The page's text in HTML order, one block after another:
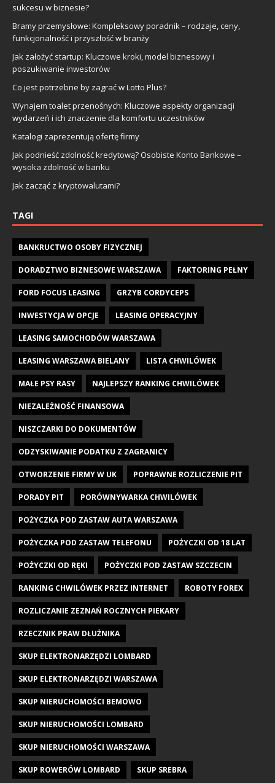
sukcesu w biznesie?
Bramy przemysłowe: Kompleksowy poradnik – rodzaje, ceny,
funkcjonalność i przyszłość w branży
Jak założyć startup: Kluczowe kroki, model biznesowy i
poszukiwanie inwestorów
Co jest potrzebne by zagrać w Lotto Plus?
Wynajem toalet przenośnych: Kluczowe aspekty organizacji
wydarzeń i ich znaczenie dla komfortu uczestników
Katalogi zaprezentują ofertę firmy
Jak podnieść zdolność kredytową? Osobiste Konto Bankowe –
wysoka zdolność w banku
Jak zacząć z kryptowalutami?
TAGI
BANKRUCTWO OSOBY FIZYCZNEJ
DORADZTWO BIZNESOWE WARSZAWA FAKTORING PEŁNY
FORD FOCUS LEASING GRZYB CORDYCEPS
INWESTYCJA W OPCJE LEASING OPERACYJNY
LEASING SAMOCHODÓW WARSZAWA
LEASING WARSZAWA BIELANY LISTA CHWILÓWEK
MAŁE PSY RASY NAJLEPSZY RANKING CHWILÓWEK
NIEZALEŻNOŚĆ FINANSOWA
NISZCZARKI DO DOKUMENTÓW
ODZYSKIWANIE PODATKU Z ZAGRANICY
OTWORZENIE FIRMY W UK POPRAWNE ROZLICZENIE PIT
PORADY PIT PORÓWNYWARKA CHWILÓWEK
POŻYCZKA POD ZASTAW AUTA WARSZAWA
POŻYCZKA POD ZASTAW TELEFONU POŻYCZKI OD 18 LAT
POŻYCZKI OD RĘKI POŻYCZKI POD ZASTAW SZCZECIN
RANKING CHWILÓWEK PRZEZ INTERNET ROBOTY FOREX
ROZLICZANIE ZEZNAŃ ROCZNYCH PIEKARY
RZECZNIK PRAW DŁUŻNIKA
SKUP ELEKTRONARZĘDZI LOMBARD
SKUP ELEKTRONARZĘDZI WARSZAWA
SKUP NIERUCHOMOŚCI BEMOWO
SKUP NIERUCHOMOŚCI LOMBARD
SKUP NIERUCHOMOŚCI WARSZAWA
SKUP ROWERÓW LOMBARD SKUP SREBRA